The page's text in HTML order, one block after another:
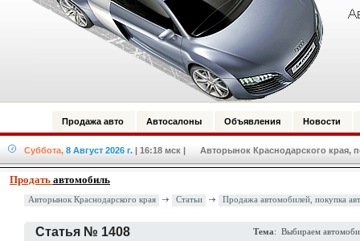
Продажа авто Автосалоны Объявления Новости
Суббота, 8 Август 2026 г. | 16:18 мск | Авторынок Краснодарского края,
Продать автомобиль
Авторынок Краснодарского края Статьи Продажа автомобилей, покупка
Статья № 1408 Тема: Выбираем